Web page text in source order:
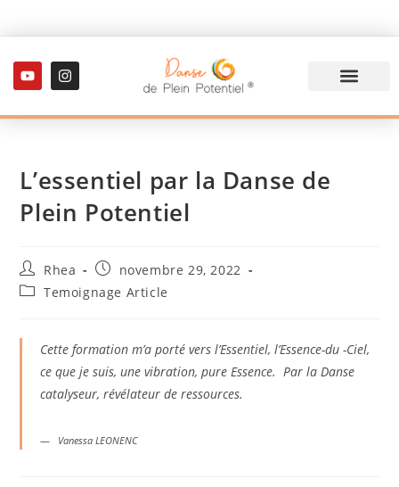
L’essentiel par la Danse de
Plein Potentiel
Rhea
novembre 29, 2022
Temoignage Article
Cette formation m’a porté vers l’Essentiel, l’Essence-du -Ciel,
ce que je suis, une vibration, pure Essence. Par la Danse
catalyseur, révélateur de ressources.
Vanessa LEONENC